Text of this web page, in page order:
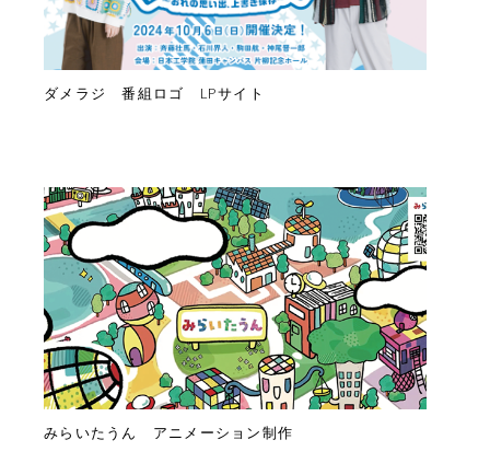
ダメラジ 番組ロゴ LPサイト
みらいたうん アニメーション制作